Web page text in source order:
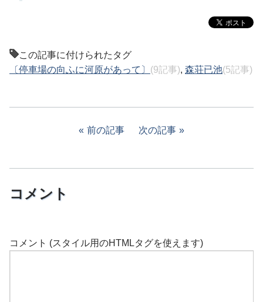
この記事に付けられたタグ
〔停車場の向ふに河原があって〕 (9記事), 森荘已池(5記事)
前の記事 次の記事
コメント
コメント (スタイル用のHTMLタグを使えます)